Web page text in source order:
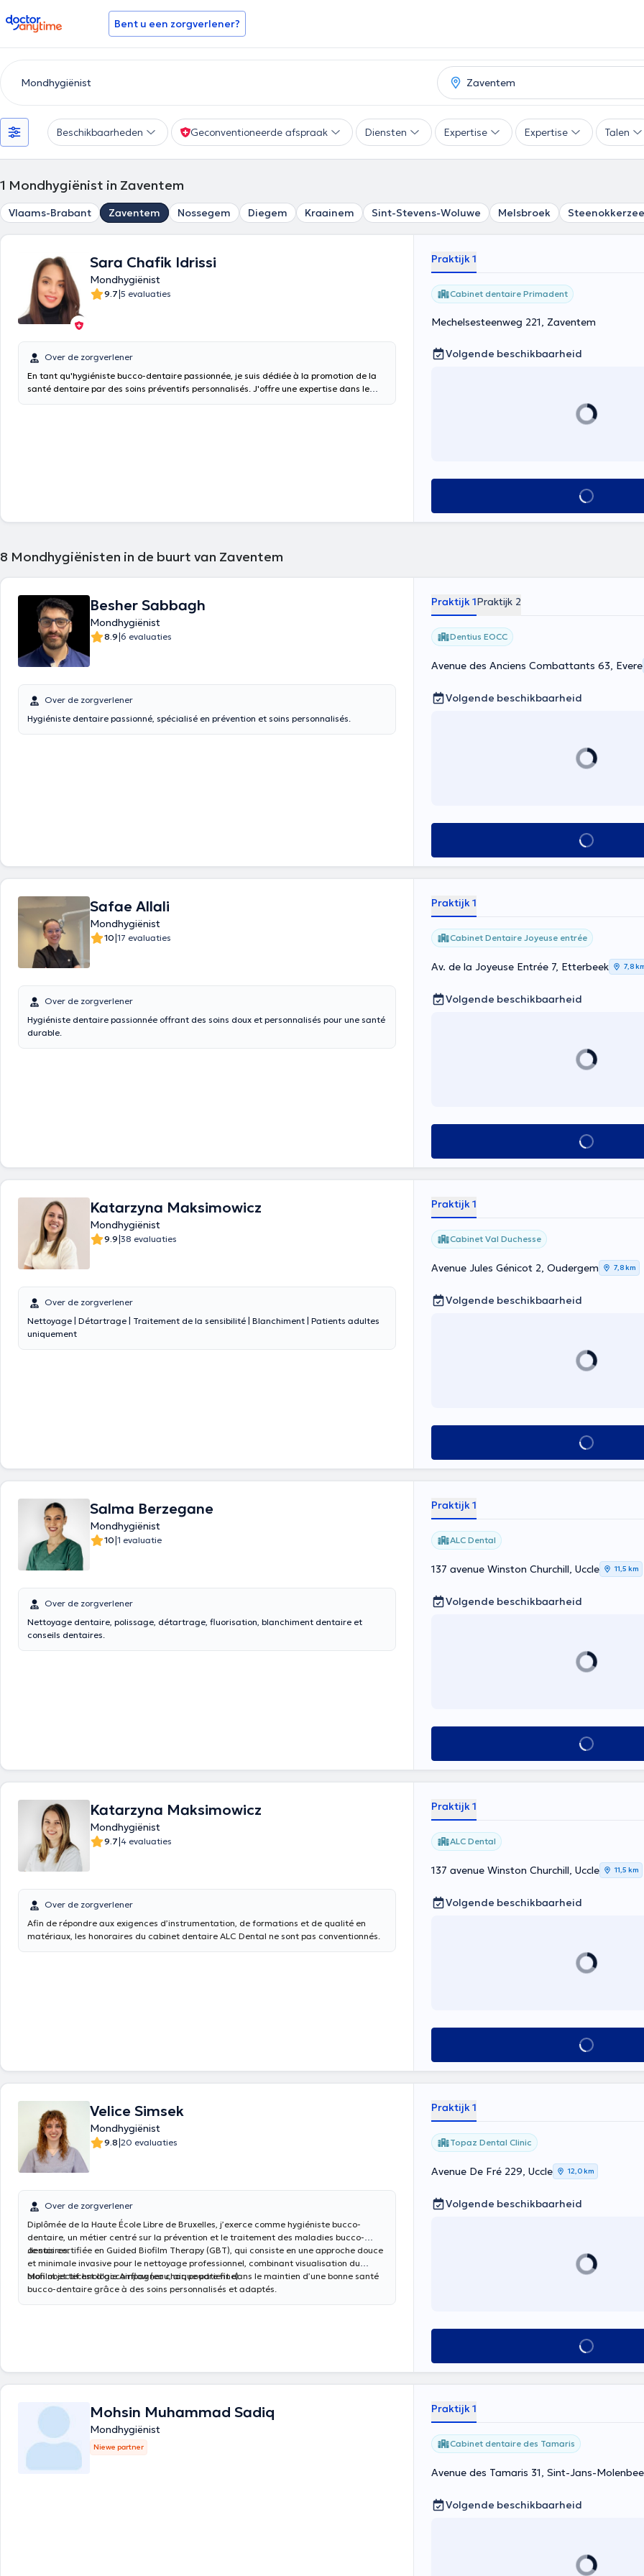
doctoranytime Bent u een zorgverlener?
Beschikbaarheden Geconventioneerde afspraak Diensten Expertise Expertise Talen
1 Mondhygiënist in Zaventem
Vlaams-Brabant Zaventem Nossegem Diegem Kraainem Sint-Stevens-Woluwe Melsbroek
Sara Chafik Idrissi
Mondhygiënist
9.7|5 evaluaties
Over de zorgverlener
En tant qu'hygiéniste bucco-dentaire passionnée, je suis dédiée à la promotion de la
santé dentaire par des soins préventifs personnalisés. J'offre une expertise dans le
Praktijk 1
Cabinet dentaire Primadent
Mechelsesteenweg 221, Zaventem
Volgende beschikbaarheid
Alles zien
8 Mondhygiënisten in de buurt van Zaventem
Besher Sabbagh
Mondhygiënist
8.9|6 evaluaties
Over de zorgverlener
Hygiéniste dentaire passionné, spécialisé en prévention et soins personnalisés.
Praktijk 1Praktijk 2
Dentius EOCC
Avenue des Anciens Combattants 63, Evere
Volgende beschikbaarheid
Alles zien
Safae Allali
Mondhygiënist
10|17 evaluaties
Over de zorgverlener
Hygiéniste dentaire passionnée offrant des soins doux et personnalisés pour une santé
durable.
Praktijk 1
Cabinet Dentaire Joyeuse entrée
Av. de la Joyeuse Entrée 7, Etterbeek 7,8
Volgende beschikbaarheid
Alles zien
Katarzyna Maksimowicz
Mondhygiënist
9.9|38 evaluaties
Over de zorgverlener
Nettoyage | Détartrage | Traitement de la sensibilité | Blanchiment | Patients adultes
uniquement
Praktijk 1
Cabinet Val Duchesse
Avenue Jules Génicot 2, Oudergem 7,8 km
Volgende beschikbaarheid
Alles zien
Salma Berzegane
Mondhygiënist
10|1 evaluatie
Over de zorgverlener
Nettoyage dentaire, polissage, détartrage, fluorisation, blanchiment dentaire et
conseils dentaires.
Praktijk 1
ALC Dental
137 avenue Winston Churchill, Uccle 11,5 km
Volgende beschikbaarheid
Alles zien
Katarzyna Maksimowicz
Mondhygiënist
9.7|4 evaluaties
Over de zorgverlener
Afin de répondre aux exigences d’instrumentation, de formations et de qualité en
matériaux, les honoraires du cabinet dentaire ALC Dental ne sont pas conventionnés.
Praktijk 1
ALC Dental
137 avenue Winston Churchill, Uccle 11,5 km
Volgende beschikbaarheid
Alles zien
Velice Simsek
Mondhygiënist
9.8|20 evaluaties
Over de zorgverlener
Diplômée de la Haute École Libre de Bruxelles, j’exerce comme hygiéniste bucco-
dentaire, un métier centré sur la prévention et le traitement des maladies bucco-
dentaires.
Je suis certifiée en Guided Biofilm Therapy (GBT), qui consiste en une approche douce
et minimale invasive pour le nettoyage professionnel, combinant visualisation du
biofilm et technologie Airflow (eau, air, poudre fine).
Mon objectif est d'accompagner chaque patient dans le maintien d’une bonne santé
bucco-dentaire grâce à des soins personnalisés et adaptés.
Praktijk 1
Topaz Dental Clinic
Avenue De Fré 229, Uccle 12,0 km
Volgende beschikbaarheid
Alles zien
Mohsin Muhammad Sadiq
Mondhygiënist
Niewe partner
Praktijk 1
Cabinet dentaire des Tamaris
Avenue des Tamaris 31, Sint-Jans-
Volgende beschikbaarheid